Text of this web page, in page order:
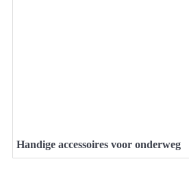
Handige accessoires voor onderweg